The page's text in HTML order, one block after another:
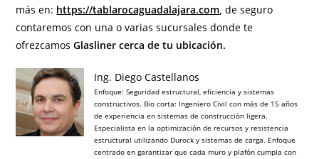
más en: https://tablarocaguadalajara.com,de seguro
contaremos con una o varias sucursales donde te
ofrezcamosGlasliner cerca de tu ubicación.
Ing. Diego Castellanos
Enfoque: Seguridad estructural, eficiencia y sistemas
constructivos. Bio corta: Ingeniero Civil con más de 15 años
de experiencia en sistemas de construcción ligera.
Especialista en la optimización de recursos y resistencia
estructural utilizando Durock y sistemas de carga. Enfoque
centrado en garantizar que cada muro y plafón cumpla con